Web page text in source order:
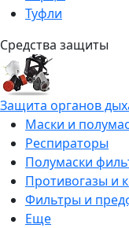
Туфли
Средства защиты
Защита органов
Маски и
Респираторы
Полумаски
Противогазы и
Фильтры и
Еще